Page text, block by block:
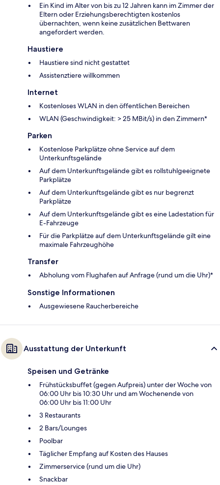
Ein Kind im Alter von bis zu 12 Jahren kann im Zimmer der
Eltern oder Erziehungsberechtigten kostenlos
übernachten, wenn keine zusätzlichen Bettwaren
angefordert werden.
Haustiere
Haustiere sind nicht gestattet
Assistenztiere willkommen
Internet
Kostenloses WLAN in den öffentlichen Bereichen
WLAN (Geschwindigkeit: > 25 MBit/s) in den Zimmern*
Parken
Kostenlose Parkplätze ohne Service auf dem
Unterkunftsgelände
Auf dem Unterkunftsgelände gibt es rollstuhlgeeignete
Parkplätze
Auf dem Unterkunftsgelände gibt es nur begrenzt
Parkplätze
Auf dem Unterkunftsgelände gibt es eine Ladestation für
E-Fahrzeuge
Für die Parkplätze auf dem Unterkunftsgelände gilt eine
maximale Fahrzeughöhe
Transfer
Abholung vom Flughafen auf Anfrage (rund um die Uhr)*
Sonstige Informationen
Ausgewiesene Raucherbereiche
Ausstattung der Unterkunft
Speisen und Getränke
Frühstücksbuffet (gegen Aufpreis) unter der Woche von
06:00 Uhr bis 10:30 Uhr und am Wochenende von
06:00 Uhr bis 11:00 Uhr
3 Restaurants
2 Bars/Lounges
Poolbar
Täglicher Empfang auf Kosten des Hauses
Zimmerservice (rund um die Uhr)
Snackbar